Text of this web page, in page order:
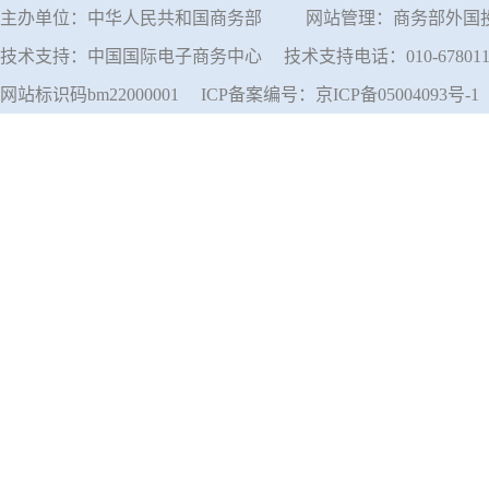
主办单位：中华人民共和国商务部 网站管理：商务部外国
技术支持：中国国际电子商务中心 技术支持电话：010-
网站标识码bm22000001 ICP备案编号：京ICP备05004093号-1